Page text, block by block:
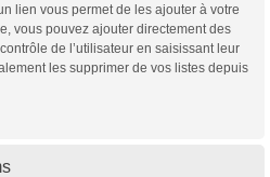
lien vous permet de les ajouter à votre
vous pouvez ajouter directement des
de l’utilisateur en saisissant leur
les supprimer de vos listes depuis